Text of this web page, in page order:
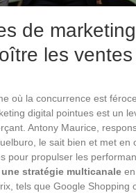
de
les ventes
où la concurrence est
digital pointues est un
Antony Maurice,
le sait bien et met
pour propulser les
une stratégie multicanaleen
tels que Google Shopping